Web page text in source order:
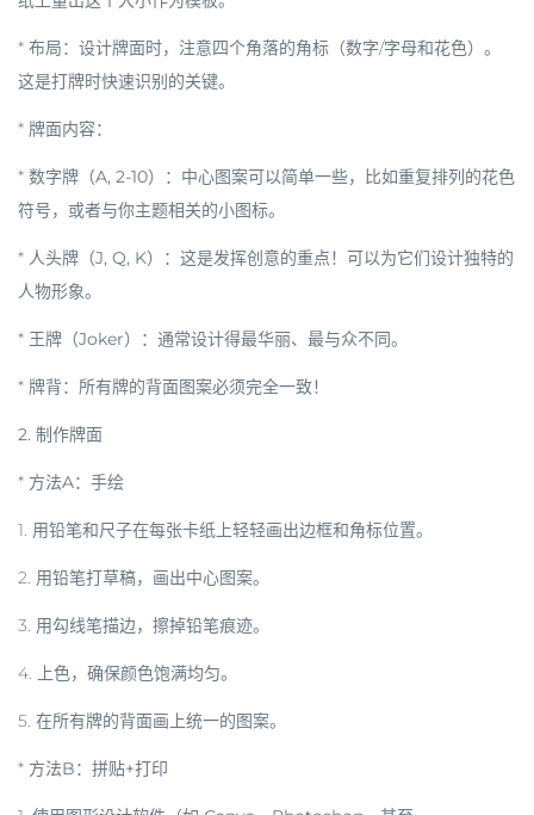
* 布局：设计牌面时，注意四个角落的角标 （数字/字母和花色）。
这是打牌时快速识别的关键。
* 牌面内容：
* 数字牌（A, 2-10）
：中心图案可以简单一些，比如重复排列的花色
符号，或者与你主题相关的小图标。
* 人头牌（J, Q, K）
：这是发挥创意的重点！可以为它们设计独特的
人物形象。
* 王牌（Joker） ：通常设计得最华丽、最与众不同。
* 牌背：所有牌的背面图案必须完全一致！
2. 制作牌面
* 方法A：手绘
1. 用铅笔和尺子在每张卡纸上轻轻画出边框和角标位置。
2. 用铅笔打草稿，画出中心图案。
3. 用勾线笔描边，擦掉铅笔痕迹。
4. 上色，确保颜色饱满均匀。
5. 在所有牌的背面画上统一的图案。
* 方法B：拼贴+打印